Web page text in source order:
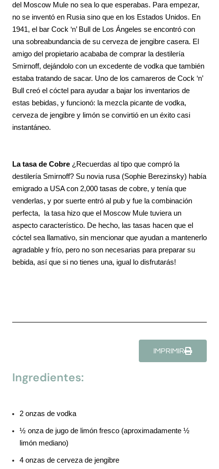
del Moscow Mule no sea lo que esperabas. Para empezar,
no se inventó en Rusia sino que en los Estados Unidos. En
1941, el bar Cock ‘n’ Bull de Los Ángeles se encontró con
una sobreabundancia de su cerveza de jengibre casera. El
amigo del propietario acababa de comprar la destilería
Smirnoff, dejándolo con un excedente de vodka que también
estaba tratando de sacar. Uno de los camareros de Cock ‘n’
Bull creó el cóctel para ayudar a bajar los inventarios de
estas bebidas, y funcionó: la mezcla picante de vodka,
cerveza de jengibre y limón se convirtió en un éxito casi
instantáneo.
La tasa de Cobre ¿Recuerdas al tipo que compró la
destilería Smirnoff? Su novia rusa (Sophie Berezinsky) había
emigrado a USA con 2,000 tasas de cobre, y tenía que
venderlas, y por suerte entró al pub y fue la combinación
perfecta, la tasa hizo que el Moscow Mule tuviera un
aspecto característico. De hecho, las tasas hacen que el
cóctel sea llamativo, sin mencionar que ayudan a mantenerlo
agradable y frío, pero no son necesarias para preparar su
bebida, así que si no tienes una, igual lo disfrutarás!
IMPRIMIR
Ingredientes:
2 onzas de vodka
½ onza de jugo de limón fresco (aproximadamente ½
limón mediano)
4 onzas de cerveza de jengibre